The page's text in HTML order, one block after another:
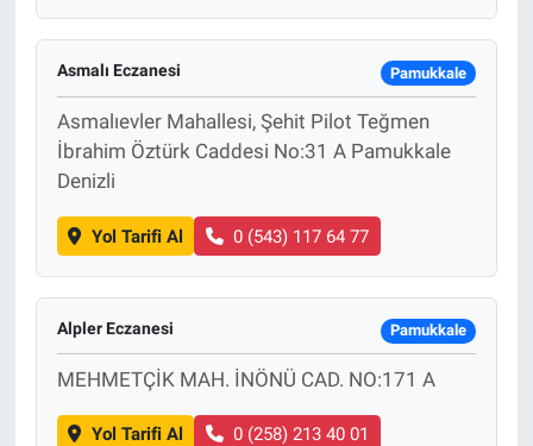
Asmalı Eczanesi Pamukkale
Asmalıevler Mahallesi, Şehit Pilot Teğmen
İbrahim Öztürk Caddesi No:31 A Pamukkale
Denizli
Yol Tarifi Al 0 (543) 117 64 77
Alpler Eczanesi Pamukkale
MEHMETÇİK MAH. İNÖNÜ CAD. NO:171 A
Yol Tarifi Al 0 (258) 213 40 01